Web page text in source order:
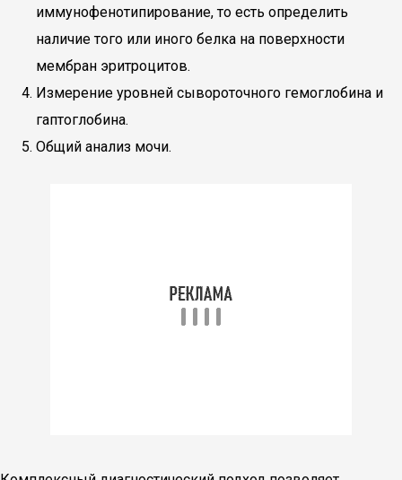
иммунофенотипирование, то есть определить
наличие того или иного белка на поверхности
мембран эритроцитов.
Измерение уровней сывороточного гемоглобина и
гаптоглобина.
Общий анализ мочи.